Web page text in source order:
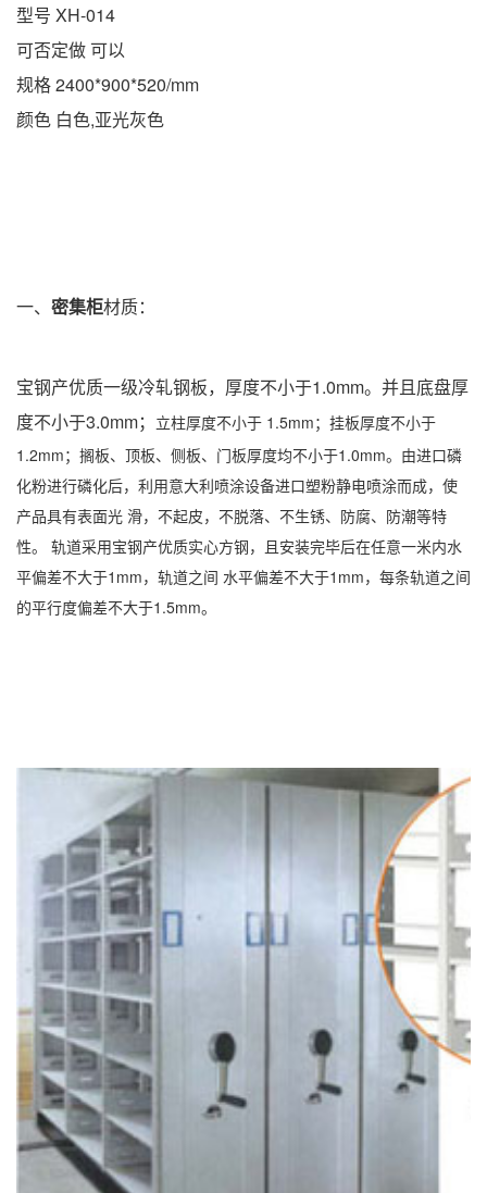
型号 XH-014
可否定做 可以
规格 2400*900*520/mm
颜色 白色,亚光灰色
一、 密集柜材质：
宝钢产优质一级冷轧钢板，厚度不小于1.0mm。并且底盘厚
度不小于3.0mm； 立柱厚度不小于 1.5mm；挂板厚度不小于
1.2mm；搁板、顶板、侧板、门板厚度均不小于1.0mm。由进口磷
化粉进行磷化后，利用意大利喷涂设备进口塑粉静电喷涂而成，使
产品具有表面光 滑，不起皮，不脱落、不生锈、防腐、防潮等特
性。 轨道采用宝钢产优质实心方钢，且安装完毕后在任意一米内水
平偏差不大于1mm，轨道之间 水平偏差不大于1mm，每条轨道之间
的平行度偏差不大于1.5mm。